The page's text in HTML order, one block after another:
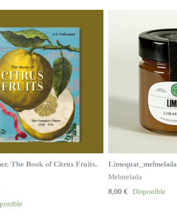
The Book of Citrus Fruits.
Limequat_melmelada
Melmelada
8,00€ Disponible